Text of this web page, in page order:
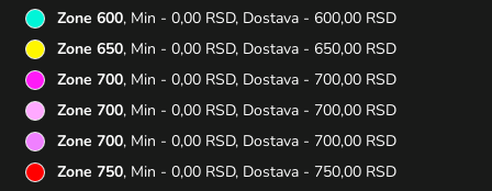
Zone 600, Min - 0,00 RSD, Dostava - 600,00 RSD
Zone 650, Min - 0,00 RSD, Dostava - 650,00 RSD
Zone 700, Min - 0,00 RSD, Dostava - 700,00 RSD
Zone 700, Min - 0,00 RSD, Dostava - 700,00 RSD
Zone 700, Min - 0,00 RSD, Dostava - 700,00 RSD
Zone 750, Min - 0,00 RSD, Dostava - 750,00 RSD